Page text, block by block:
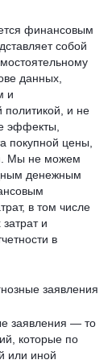
финансовым
собой
данных,
и
политикой, и не
эффекты,
покупной цены,
Мы не можем
денежным
в том числе
и
в
заявления
заявления — то
которые по
или иной